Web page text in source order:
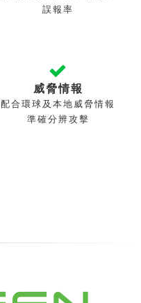
誤報率
威脅情報
配合環球及本地威脅情報
準確分辨攻擊